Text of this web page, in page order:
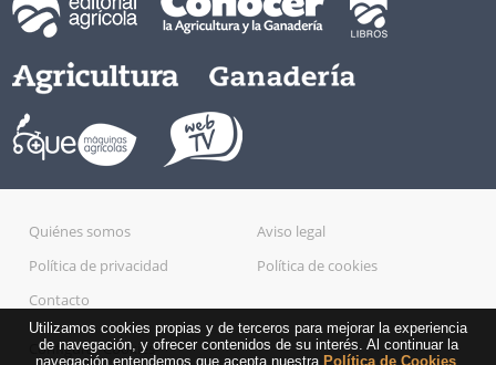
Quiénes somos
Aviso legal
Política de privacidad
Política de cookies
Contacto
Configurar Cookies
Utilizamos cookies propias y de terceros para mejorar la experiencia
de navegación, y ofrecer contenidos de su interés. Al continuar la
navegación entendemos que acepta nuestra Política de Cookies